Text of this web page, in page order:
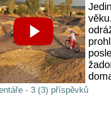
- 3 (3) příspěvků